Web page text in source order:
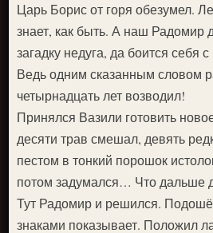
Царь Борис от горя обезумел.
знает, как быть. А наш Радомир
загадку недуга, да боится себя
Ведь одним сказанным словом
четырнадцать лет возводил!
Принялся Вазили готовить
десяти трав смешал, девять
пестом в тонкий порошок
потом задумался… Что дальше
Тут Радомир и решился.
знаками показывает. Положил